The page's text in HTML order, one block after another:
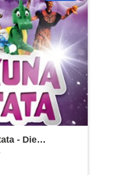
- Die
Gala